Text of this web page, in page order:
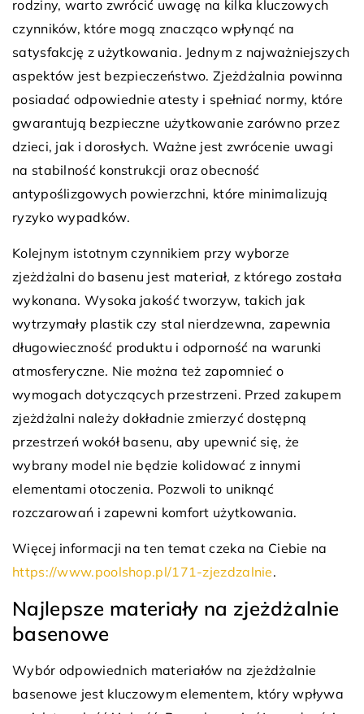
rodziny, warto zwrócić uwagę na kilka kluczowych
czynników, które mogą znacząco wpłynąć na
satysfakcję z użytkowania. Jednym z najważniejszych
aspektów jest bezpieczeństwo. Zjeżdżalnia powinna
posiadać odpowiednie atesty i spełniać normy, które
gwarantują bezpieczne użytkowanie zarówno przez
dzieci, jak i dorosłych. Ważne jest zwrócenie uwagi
na stabilność konstrukcji oraz obecność
antypoślizgowych powierzchni, które minimalizują
ryzyko wypadków.
Kolejnym istotnym czynnikiem przy wyborze
zjeżdżalni do basenu jest materiał, z którego została
wykonana. Wysoka jakość tworzyw, takich jak
wytrzymały plastik czy stal nierdzewna, zapewnia
długowieczność produktu i odporność na warunki
atmosferyczne. Nie można też zapomnieć o
wymogach dotyczących przestrzeni. Przed zakupem
zjeżdżalni należy dokładnie zmierzyć dostępną
przestrzeń wokół basenu, aby upewnić się, że
wybrany model nie będzie kolidować z innymi
elementami otoczenia. Pozwoli to uniknąć
rozczarowań i zapewni komfort użytkowania.
Więcej informacji na ten temat czeka na Ciebie na
https://www.poolshop.pl/171-zjezdzalnie.
Najlepsze materiały na zjeżdżalnie
basenowe
Wybór odpowiednich materiałów na zjeżdżalnie
basenowe jest kluczowym elementem, który wpływa